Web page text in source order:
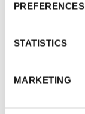
PREFERENCES
STATISTICS
MARKETING
Suomen
saunakulttuuria
https://
Lisätietoja